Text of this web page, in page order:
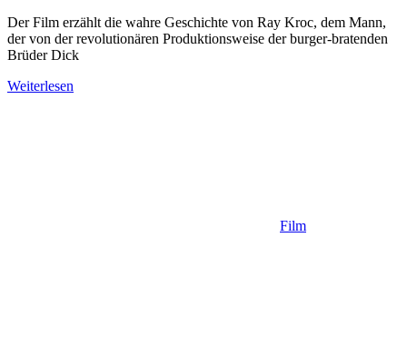
Der Film erzählt die wahre Geschichte von Ray Kroc, dem Mann,
der von der revolutionären Produktionsweise der burger-bratenden
Brüder Dick
Weiterlesen
Film